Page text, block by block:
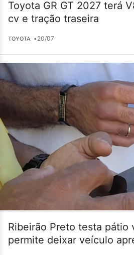
Toyota GR GT 2027 terá
cv e tração traseira
TOYOTA •20/07
Ribeirão Preto testa pátio
permite deixar veículo